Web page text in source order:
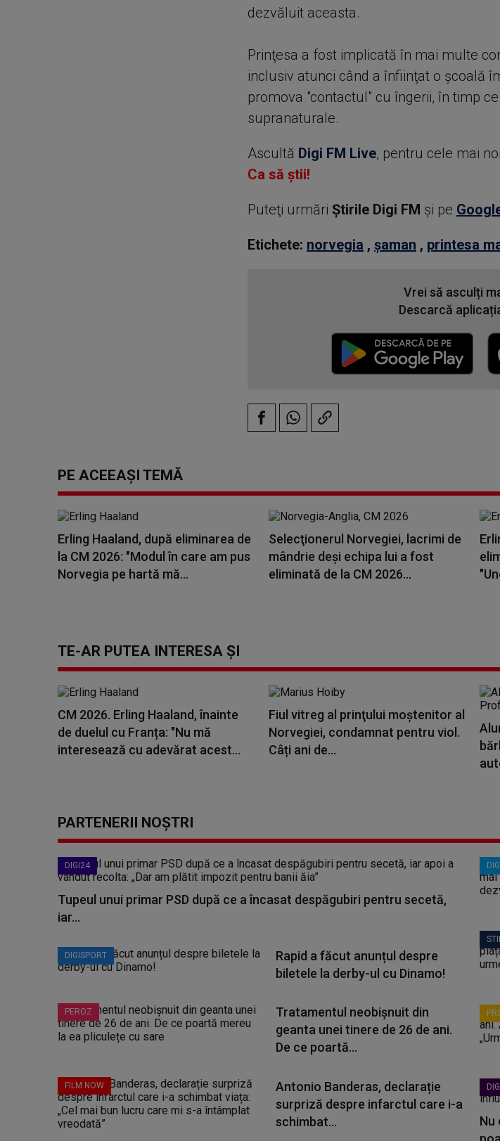
dezvăluit aceasta.
Prinţesa a fost implicată în mai multe
inclusiv atunci când a înfiinţat o şcoală
promova "contactul" cu îngerii, în timp
supranaturale.
Ascultă Digi FM Live, pentru cele mai
Ca să știi!
Puteţi urmări Știrile Digi FM şi pe
Etichete: norvegia , șaman , printesa
Vrei să asculți
Descarcă
PE ACEEAȘI TEMĂ
Erling Haaland, după eliminarea de
la CM 2026: "Modul în care am pus
Norvegia pe hartă mă...
Selecţionerul Norvegiei, lacrimi de
mândrie deși echipa lui a fost
eliminată de la CM 2026...
TE-AR PUTEA INTERESA ȘI
CM 2026. Erling Haaland, înainte
de duelul cu Franța: "Nu mă
interesează cu adevărat acest...
Fiul vitreg al prinţului moştenitor al
Norvegiei, condamnat pentru viol.
Câți ani de...
PARTENERII NOȘTRI
DIGI24
Tupeul unui primar PSD după ce a încasat despăgubiri pentru secetă,
iar...
DIGISPORT
Rapid a făcut anunțul despre
biletele la derby-ul cu Dinamo!
PEROZ
Tratamentul neobișnuit din
geanta unei tinere de 26 de ani.
De ce poartă...
FILM NOW
Antonio Banderas, declarație
surpriză despre infarctul care i-a
schimbat...
Nu